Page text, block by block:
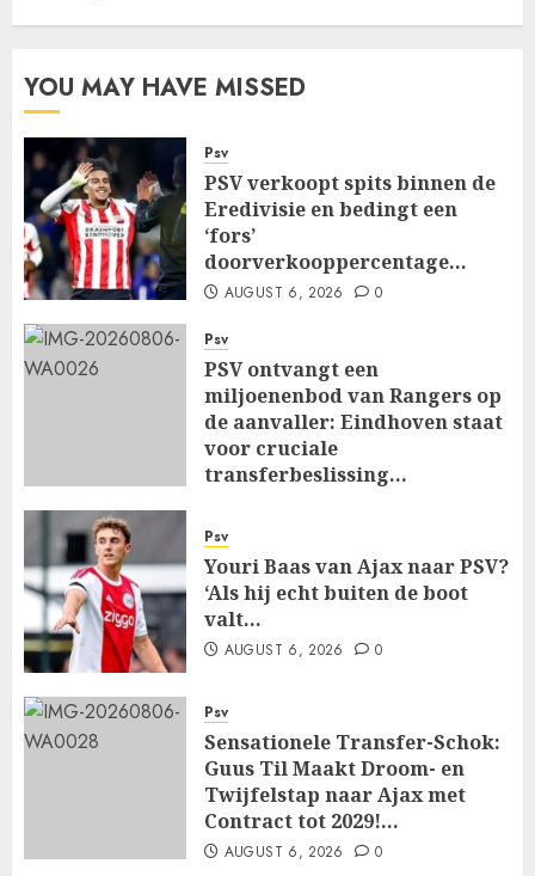
YOU MAY HAVE MISSED
Psv
PSV verkoopt spits binnen de
Eredivisie en bedingt een
‘fors’
doorverkooppercentage…
AUGUST 6, 2026 0
Psv
PSV ontvangt een
miljoenenbod van Rangers op
de aanvaller: Eindhoven staat
voor cruciale
transferbeslissing…
Psv
Youri Baas van Ajax naar PSV?
‘Als hij echt buiten de boot
valt…
AUGUST 6, 2026 0
Psv
Sensationele Transfer-Schok:
Guus Til Maakt Droom- en
Twijfelstap naar Ajax met
Contract tot 2029!…
AUGUST 6, 2026 0